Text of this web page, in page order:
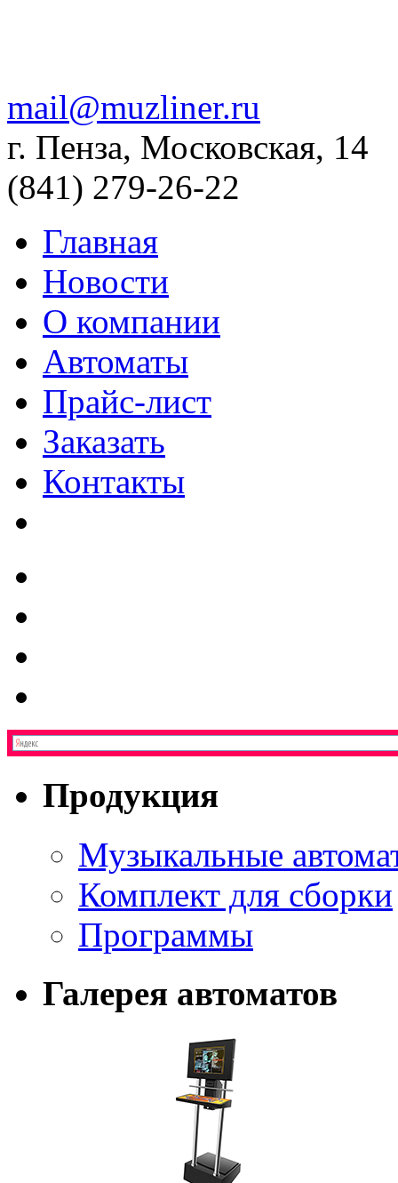
mail@muzliner.ru
г. Пенза, Московская, 14
(841) 279-26-22
Главная
Новости
О компании
Автоматы
Прайс-лист
Заказать
Контакты
Продукция
Музыкальные
Комплект для сборки
Программы
Галерея автоматов